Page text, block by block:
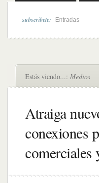
subscribete: Entradas
Estás viendo...: Medios
Atraiga
conexiones
comerciales